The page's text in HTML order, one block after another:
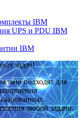
IBM
UPS и PDU IBM
IBM
задач!
подходят для
любой задачи.